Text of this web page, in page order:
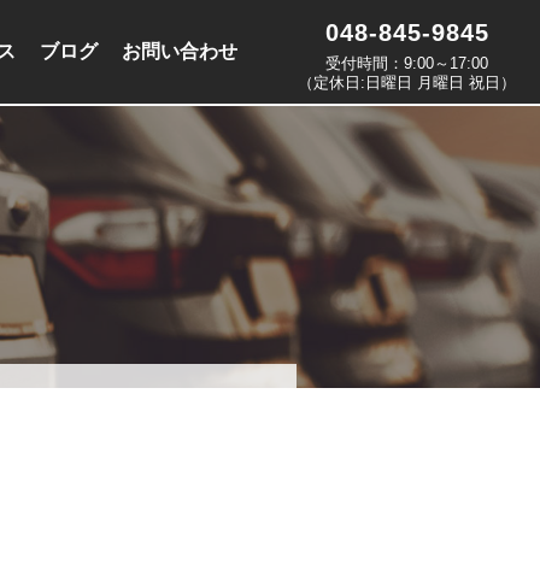
ブログ お問い合わせ
048-845-9845
受付時間：9:00～17:00
（定休日:日曜日 月曜日 祝日）